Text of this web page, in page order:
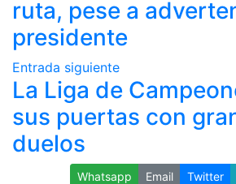
ruta, pese a
presidente
Entrada siguiente
La Liga de
sus puertas con
duelos
Whatsapp Email Twitter